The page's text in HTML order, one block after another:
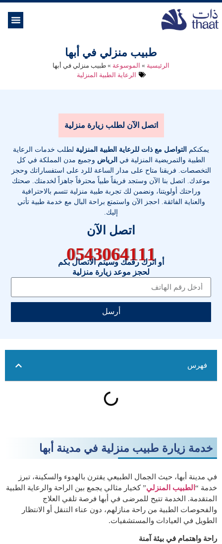
طبيب منزلي في أبها
الرئيسية » الموسوعة » طبيب منزلي في أبها
الرعاية الطبية المنزلية
اتصل الآن لطلب زيارة منزلية
يمكنكم التواصل مع ذات للرعاية الطبية المنزلية لطلب خدمات الرعاية
الطبية والتمريضية المنزلية في الرياض وجميع مدن المملكة في كل
التخصصات . فريقنا متاح على مدار الساعة للرد على استفساراتك وحجز
موعدك. اتصل بنا الآن وستجد فريقاً طبياً محترفاً جاهزاً لخدمتك. صحتك
وراحتك أولويتنا، ونضمن لك تجربة طبية منزلية تتسم بالاحترافية
والعناية الفائقة. احجز الآن واستمتع براحة البال مع خدمة طبية تأتي
إليك.
اتصل الآن
0543064111
أو اترك رقمك وسيتم الاتصال بكم
لحجز موعد زيارة منزلية
أرسل
فهرس
خدمة زيارة طبيب منزلية في مدينة أبها
في مدينة أبها، حيث الجمال الطبيعي يقترن بالهدوء والسكينة، تبرز
خدمة “ الطبيب المنزلي” كخيار مثالي يجمع بين الراحة والرعاية الطبية
المتقدمة. الخدمة تتيح للمرضى في أبها فرصة تلقي العلاج
والفحوصات الطبية من راحة منازلهم، دون عناء التنقل أو الانتظار
الطويل في العيادات والمستشفيات.
راحة واهتمام في بيئة آمنة